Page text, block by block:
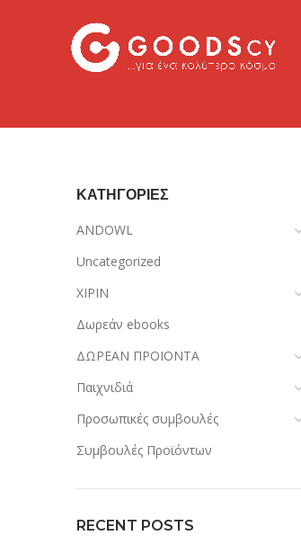
ΚΑΤΗΓΟΡΙΕΣ
ANDOWL
Uncategorized
XIPIN
Δωρεάν ebooks
ΔΩΡΕΑΝ ΠΡΟΙΟΝΤΑ
Παιχνιδιά
Προσωπικές συμβουλές
Συμβουλές Προϊόντων
RECENT POSTS